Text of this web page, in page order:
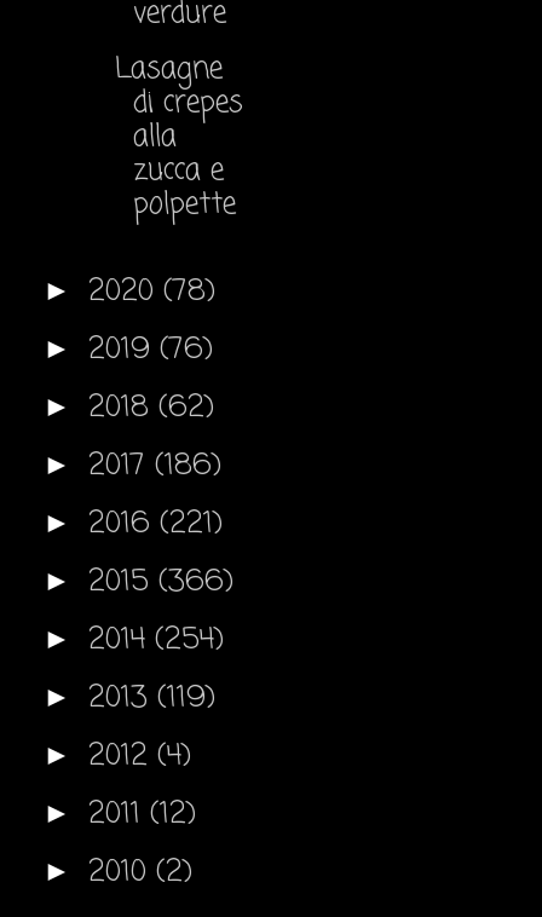
verdure
Lasagne
di crepes
alla
zucca e
polpette
► 2020 (78)
► 2019 (76)
► 2018 (62)
► 2017 (186)
► 2016 (221)
► 2015 (366)
► 2014 (254)
► 2013 (119)
► 2012 (4)
► 2011 (12)
► 2010 (2)